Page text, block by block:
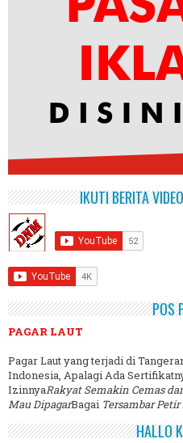
IKUTI BERITA
POS
PAGAR LAUT
Pagar Laut yang terjadi di
Indonesia, Apalagi Ada
IzinnyaRakyat Semakin Cemas
Mau DipagarBagai Tersambar
HALLO